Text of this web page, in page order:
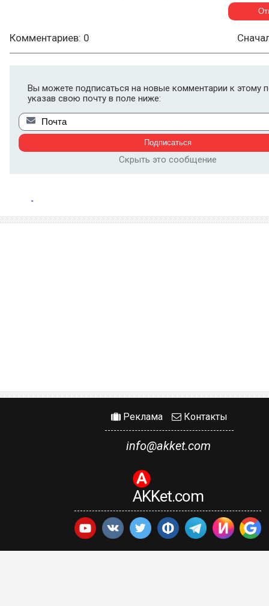
Комментариев: 0
Вы можете подписаться на новые комментарии к этому
указав свою почту в поле ниже:
Скрыть это сообщение
Реклама Контакты
info@akket.com
AKKet.com